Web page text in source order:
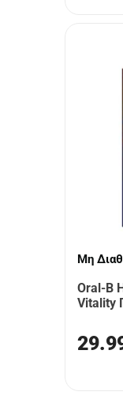
Μη
Oral-B
Vitality